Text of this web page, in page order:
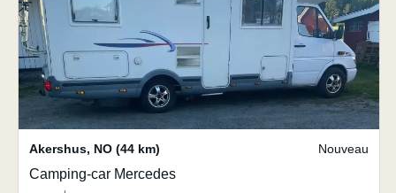
Akershus, NO (44 km) Nouveau
Camping-car Mercedes